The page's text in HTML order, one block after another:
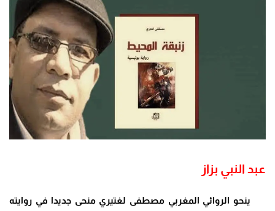
عبد النبي بزاز
ينحو الروائي المغربي مصطفى لغتيري منحى جديدا في روايته